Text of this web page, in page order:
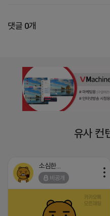
댓글 0개
유사 컨
소심한 네오
비공개